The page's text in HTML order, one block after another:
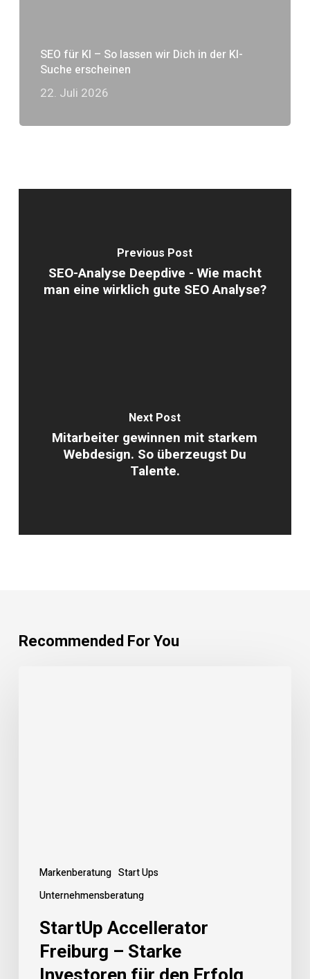
SEO für KI – So lassen wir Dich in der KI-
Suche erscheinen
22. Juli 2026
Previous Post
SEO-Analyse Deepdive - Wie macht
man eine wirklich gute SEO Analyse?
Next Post
Mitarbeiter gewinnen mit starkem
Webdesign. So überzeugst Du
Talente.
Recommended For You
Markenberatung Start Ups
Unternehmensberatung
StartUp Accellerator
Freiburg – Starke